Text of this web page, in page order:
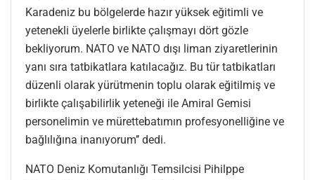
Karadeniz bu bölgelerde hazır yüksek eğitimli ve
yetenekli üyelerle birlikte çalışmayı dört gözle
bekliyorum. NATO ve NATO dışı liman ziyaretlerinin
yanı sıra tatbikatlara katılacağız. Bu tür tatbikatları
düzenli olarak yürütmenin toplu olarak eğitilmiş ve
birlikte çalışabilirlik yeteneği ile Amiral Gemisi
personelimin ve mürettebatımın profesyonelliğine ve
bağlılığına inanıyorum’’ dedi.
NATO Deniz Komutanlığı Temsilcisi Pihilppe